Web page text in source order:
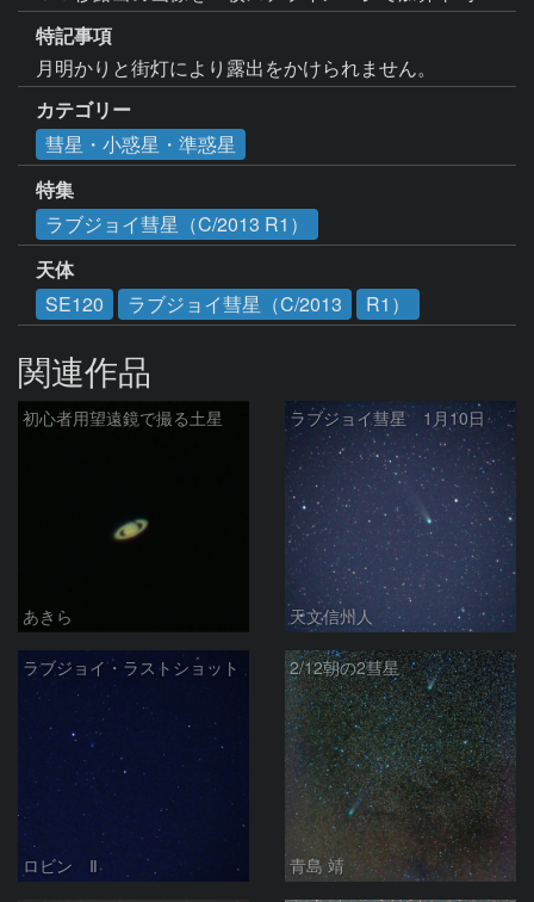
特記事項
月明かりと街灯により露出をかけられません。
カテゴリー
彗星・小惑星・準惑星
特集
ラブジョイ彗星（C/2013 R1）
天体
SE120
ラブジョイ彗星（C/2013 R1）
関連作品
初心者用望遠鏡で撮る土星
あきら
ラブジョイ彗星 1月10日
天文信州人
ラブジョイ・ラストショット
ロビン Ⅱ
2/12朝の2彗星
青島 靖